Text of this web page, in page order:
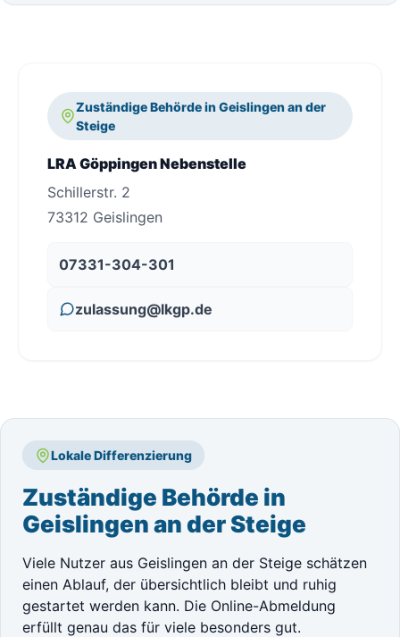
Zuständige Behörde in Geislingen an der
Steige
LRA Göppingen Nebenstelle
Schillerstr. 2
73312 Geislingen
07331-304-301
zulassung@lkgp.de
Lokale Differenzierung
Zuständige Behörde in
Geislingen an der Steige
Viele Nutzer aus Geislingen an der Steige schätzen
einen Ablauf, der übersichtlich bleibt und ruhig
gestartet werden kann. Die Online-Abmeldung
erfüllt genau das für viele besonders gut.